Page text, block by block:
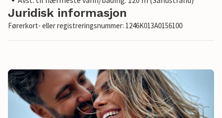
Juridisk informasjon
Førerkort- eller registreringsnummer: 1246K013A0156100